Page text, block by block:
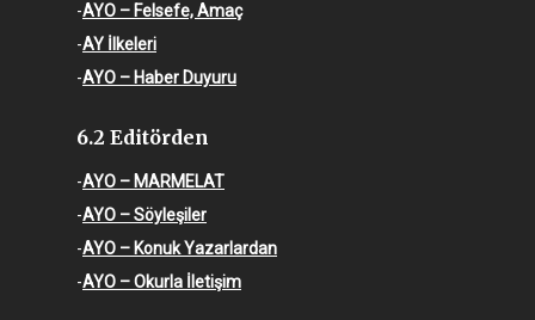
-AYO – Felsefe, Amaç
-AY İlkeleri
-AYO – Haber Duyuru
6.2 Editörden
-AYO – MARMELAT
-AYO – Söyleşiler
-AYO – Konuk Yazarlardan
-AYO – Okurla İletişim